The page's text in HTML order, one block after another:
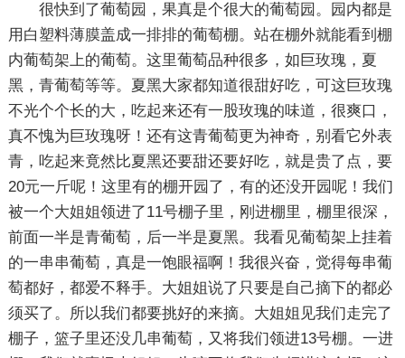
很快到了葡萄园，果真是个很大的葡萄园。园内都是
用白塑料薄膜盖成一排排的葡萄棚。站在棚外就能看到棚
内葡萄架上的葡萄。这里葡萄品种很多，如巨玫瑰，夏
黑，青葡萄等等。夏黑大家都知道很甜好吃，可这巨玫瑰
不光个个长的大，吃起来还有一股玫瑰的味道，很爽口，
真不愧为巨玫瑰呀！还有这青葡萄更为神奇，别看它外表
青，吃起来竟然比夏黑还要甜还要好吃，就是贵了点，要
20元一斤呢！这里有的棚开园了，有的还没开园呢！我们
被一个大姐姐领进了11号棚子里，刚进棚里，棚里很深，
前面一半是青葡萄，后一半是夏黑。我看见葡萄架上挂着
的一串串葡萄，真是一饱眼福啊！我很兴奋，觉得每串葡
萄都好，都爱不释手。大姐姐说了只要是自己摘下的都必
须买了。所以我们都要挑好的来摘。大姐姐见我们走完了
棚子，篮子里还没几串葡萄，又将我们领进13号棚。一进